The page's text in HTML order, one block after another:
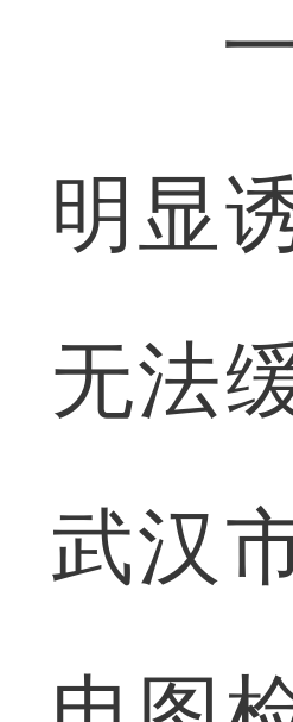
一
明显
无法
武汉